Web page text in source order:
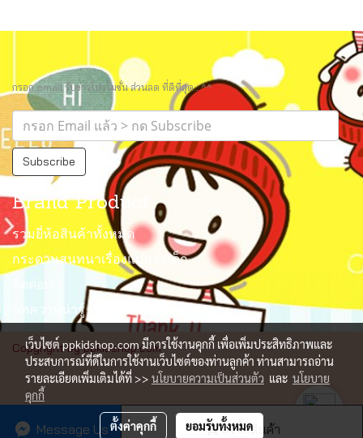
สั่งซื้อสินค้า
Message Us
กรอก email รับข่าวโปรโมชั่น ส่วนลด ที่ดีที่สุด.. ^^
Subscribe
Brand Product
รวมยี่ห้อสินค้าทั้งหมด
กระดานสนทนาเรื่องแม่และเด็ก
ติดต่อเรา
บทความน่ารู้
Copyright by ppkidshop.com
ผู้เข้าชมวันนี้
เว็บไซต์ ppkidshop.com มีการใช้งานคุกกี้ เพื่อเพิ่มประสิทธิภาพและ
ประสบการณ์ที่ดีในการใช้งานเว็บไซต์ของท่านลูกค้า ท่านสามารถอ่าน
รายละเอียดเพิ่มเติมได้ที่ >> นโยบายความเป็นส่วนตัว และ นโยบาย
คุกกี้
ตั้งค่าคุกกี้ ยอมรับทั้งหมด